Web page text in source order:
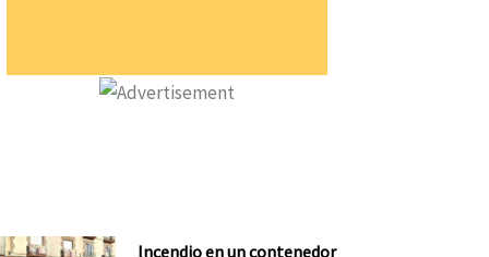
Incendio en un contenedor